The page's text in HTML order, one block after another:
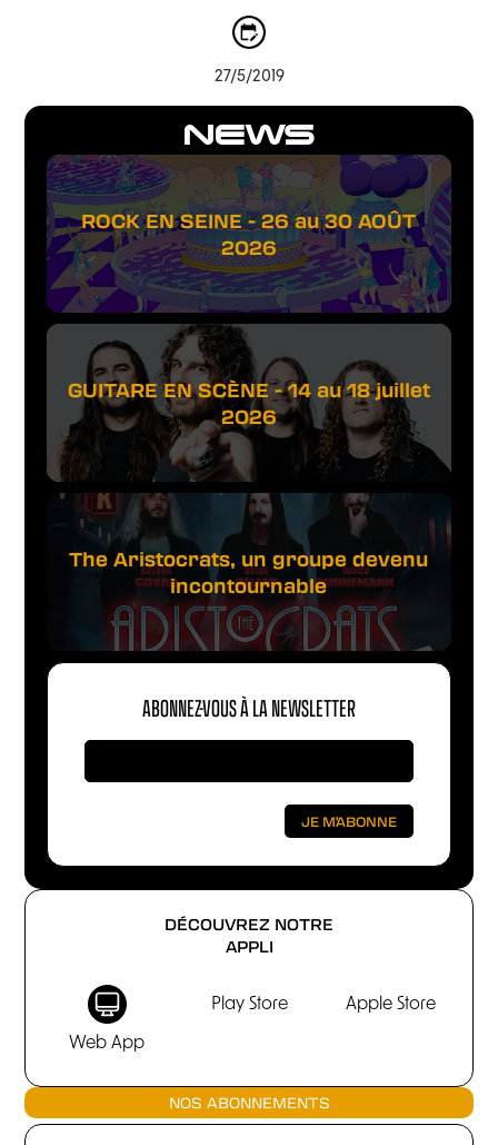
DÉCOUVREZ NOTRE
APPLI
Web App
Play Store Apple Store
NOS ABONNEMENTS
NEWS
ROCK EN SEINE - 26 au 30 AOÛT
2026
GUITARE EN SCÈNE - 14 au 18 juillet
2026
The Aristocrats, un groupe devenu
incontournable
ABONNEZ-VOUS À LA NEWSLETTER
27/5/2019